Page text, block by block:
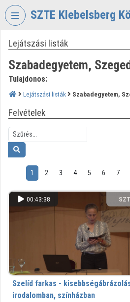
Fejléc kihagyása
SZTE Klebelsberg
VIDEOTORIUM
SZTE
KLEBELSBERG
KÖNYVTÁR
Intézményi kezdőlap
Bejelentkezés
Intézményi felfedezés
Kategóriák
Intézményi listák
Lejátszási listák
Szabadegyetem,
Tulajdonos:
Lejátszási listák Szabadegyetem,
Felvételek
1 2 3 4 5 6 7
00:43:38
Szelíd farkas -
irodalomban, színházban